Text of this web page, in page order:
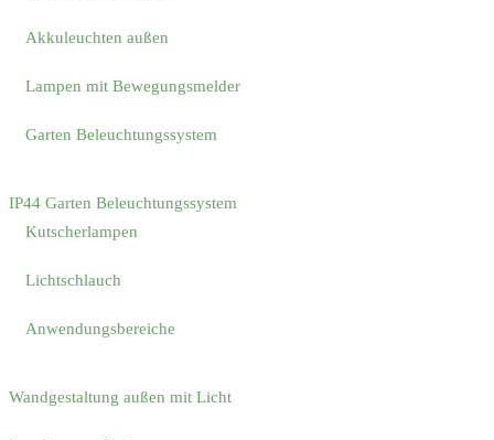
Akkuleuchten außen
Lampen mit Bewegungsmelder
Garten Beleuchtungssystem
IP44 Garten Beleuchtungssystem
Kutscherlampen
Lichtschlauch
Anwendungsbereiche
Wandgestaltung außen mit Licht